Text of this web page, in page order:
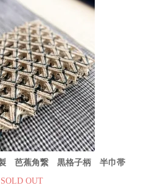
製 芭蕉角繋 黒格子柄 半巾帯
SOLD OUT